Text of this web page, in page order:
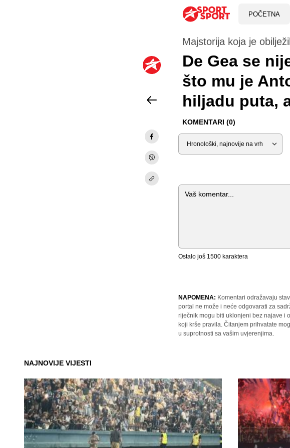
POČETNA
Majstorija koja je
De Gea se
što mu je
hiljadu puta,
KOMENTARI (0)
Sortiraj
Komentar
Ostalo još 1500 karaktera
NAPOMENA: Komentari odražavaju
portal ne može i neće odgovarati za
riječnik mogu biti uklonjeni bez najave i
koji krše pravila. Čitanjem prihvatate
u suprotnosti sa vašim uvjerenjima.
NAJNOVIJE VIJESTI